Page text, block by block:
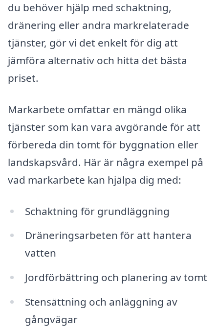
du behöver hjälp med schaktning,
dränering eller andra markrelaterade
tjänster, gör vi det enkelt för dig att
jämföra alternativ och hitta det bästa
priset.
Markarbete omfattar en mängd olika
tjänster som kan vara avgörande för att
förbereda din tomt för byggnation eller
landskapsvård. Här är några exempel på
vad markarbete kan hjälpa dig med:
Schaktning för grundläggning
Dräneringsarbeten för att hantera
vatten
Jordförbättring och planering av tomt
Stensättning och anläggning av
gångvägar